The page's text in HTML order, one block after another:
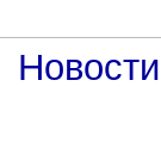
Новости